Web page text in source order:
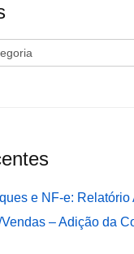
e NF-e:
– Adição da